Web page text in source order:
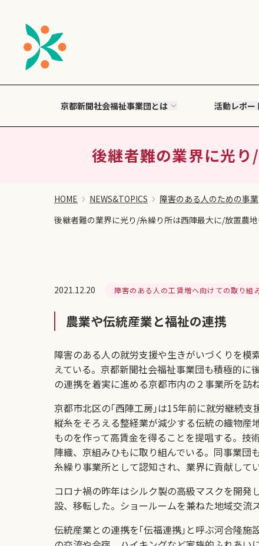
京都新聞社会福祉事業団とは 活動レポー
後継者難の業界に光
HOME NEWS&TOPICS 障害のある人のための事業
後継者難の業界に光り/糸繰り所は西陣最大に/放置農
2021.12.20 障害のある人の工賃増へ向けての取り組
農業や伝統産業と福祉の連携
障害のある人の就労支援や生きがいづくりを
えている。京都新聞社会福祉事業団も積極的に
の連携を着実に進める京都市内の２事業所を訪ね
京都市北区の｢西陣工房｣は15年前に就労継続
縦糸をそろえる整経業が減少する伝統の織物産
ものを作って高賃金を得ることを提唱する。技
陣織、京組みひもに取り組んでいる。同事業団
糸繰り事業所として認知され、業界に貢献してい
コロナ禍の昨年はシルク製の高級マスクを開
設、移転した。ショールームを兼ねた地域交流
伝統産業との連携を｢伝福連携｣と呼ぶ河合隆施